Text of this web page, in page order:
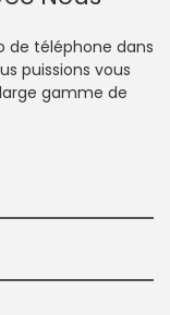
de téléphone dans
puissions vous
gamme de